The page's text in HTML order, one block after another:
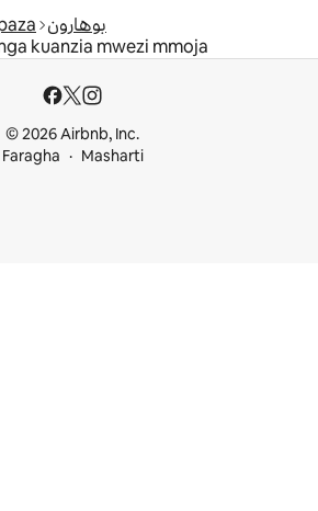
بوهارون
kuanzia mwezi mmoja
© 2026 Airbnb, Inc.
Faragha
Masharti